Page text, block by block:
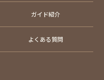
ガイド紹介
よくある質問